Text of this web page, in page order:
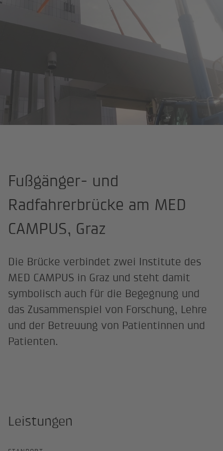
Fußgänger- und
Radfahrerbrücke am MED
CAMPUS, Graz
Die Brücke verbindet zwei Institute des
MED CAMPUS in Graz und steht damit
symbolisch auch für die Begegnung und
das Zusammenspiel von Forschung, Lehre
und der Betreuung von Patientinnen und
Patienten.
Leistungen